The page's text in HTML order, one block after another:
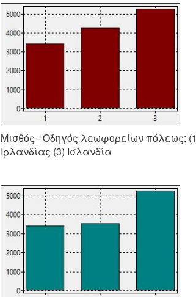
Μισθός - Οδηγός λεωφορείων πόλεως:
Ιρλανδίας (3) Ισλανδία